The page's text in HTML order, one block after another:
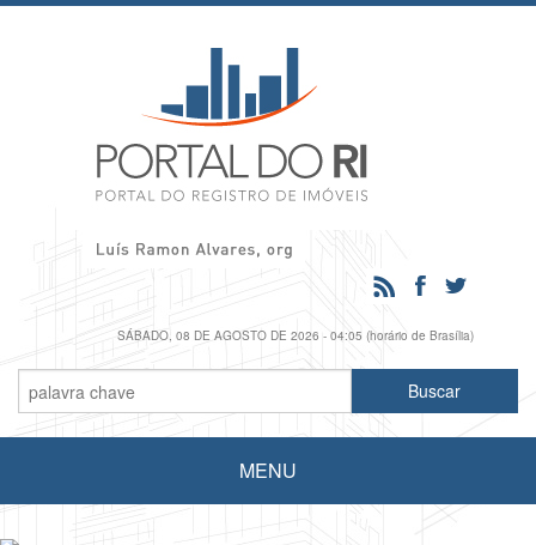
SÁBADO, 08 DE AGOSTO DE 2026 - 04:05 (horário de Brasília)
MENU